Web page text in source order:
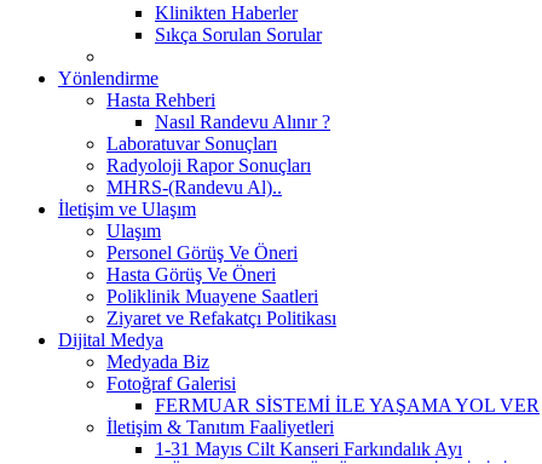
Klinikten Haberler
Sıkça Sorulan Sorular
Yönlendirme
Hasta Rehberi
Nasıl Randevu Alınır ?
Laboratuvar Sonuçları
Radyoloji Rapor Sonuçları
MHRS-(Randevu Al)..
İletişim ve Ulaşım
Ulaşım
Personel Görüş Ve Öneri
Hasta Görüş Ve Öneri
Poliklinik Muayene Saatleri
Ziyaret ve Refakatçı Politikası
Dijital Medya
Medyada Biz
Fotoğraf Galerisi
FERMUAR SİSTEMİ İLE YAŞAMA YOL VER
İletişim & Tanıtım Faaliyetleri
1-31 Mayıs Cilt Kanseri Farkındalık Ayı